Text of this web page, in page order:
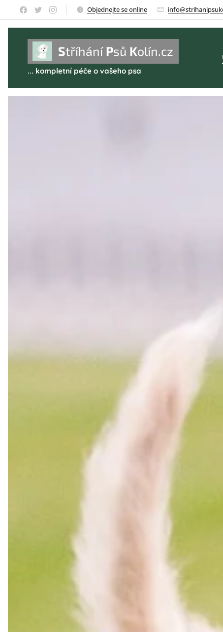
Objednejte se online
Stříhání Psů Kolín.cz
... kompletní péče o vašeho psa